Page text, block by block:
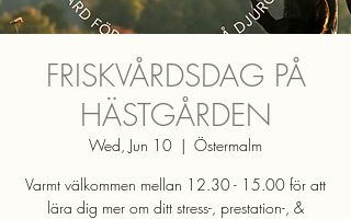
FRISKVÅRDSDAG PÅ
HÄSTGÅRDEN
Wed, Jun 10
  |
Östermalm
Varmt välkommen mellan 12.30 - 15.00 för att
lära dig mer om ditt stress-, prestation-, &